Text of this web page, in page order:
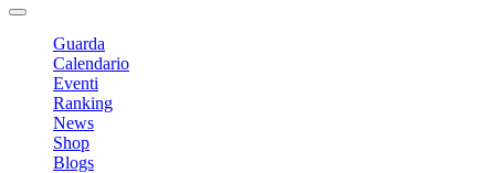
Guarda
Calendario
Eventi
Ranking
News
Shop
Blogs